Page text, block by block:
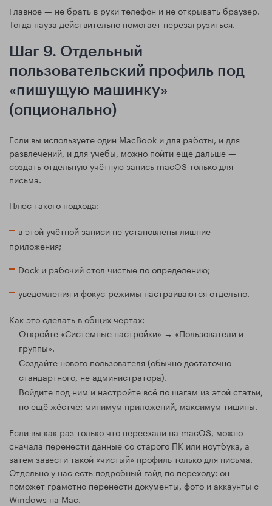
Главное — не брать в руки телефон и не открывать браузер.
Тогда пауза действительно помогает перезагрузиться.
Шаг 9. Отдельный
пользовательский профиль под
«пишущую машинку»
(опционально)
Если вы используете один MacBook и для работы, и для
развлечений, и для учёбы, можно пойти ещё дальше —
создать отдельную учётную запись macOS только для
письма.
Плюс такого подхода:
в этой учётной записи не установлены лишние
приложения;
Dock и рабочий стол чистые по определению;
уведомления и фокус-режимы настраиваются отдельно.
Как это сделать в общих чертах:
Откройте «Системные настройки» → «Пользователи и
группы».
Создайте нового пользователя (обычно достаточно
стандартного, не администратора).
Войдите под ним и настройте всё по шагам из этой статьи,
но ещё жёстче: минимум приложений, максимум тишины.
Если вы как раз только что переехали на macOS, можно
сначала перенести данные со старого ПК или ноутбука, а
затем завести такой «чистый» профиль только для письма.
Отдельно у нас есть подробный гайд по переходу: он
поможет грамотно перенести документы, фото и аккаунты с
Windows на Mac.